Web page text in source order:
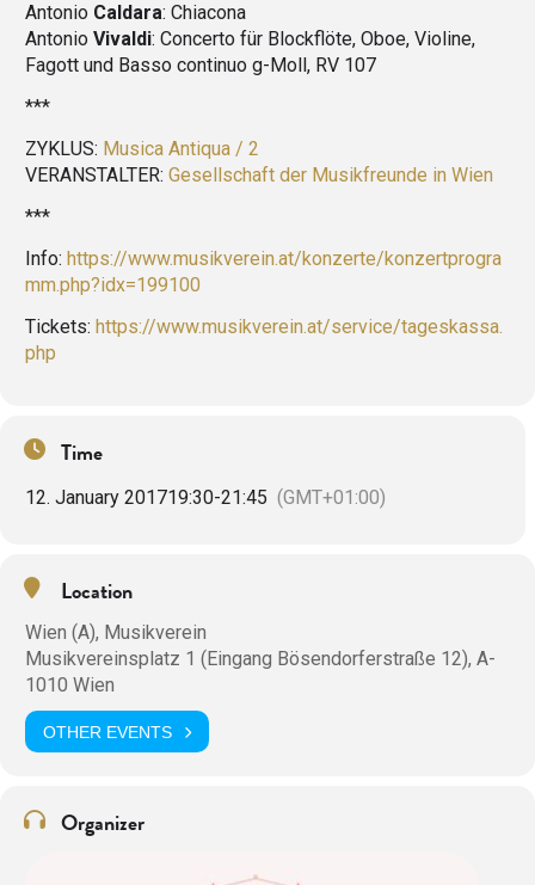
Antonio Caldara: Chiacona
Antonio Vivaldi: Concerto für Blockflöte, Oboe, Violine,
Fagott und Basso continuo g-Moll, RV 107
***
ZYKLUS: Musica Antiqua / 2
VERANSTALTER: Gesellschaft der Musikfreunde in Wien
***
Info: https://www.musikverein.at/konzerte/konzertprogra
mm.php?idx=199100
Tickets: https://www.musikverein.at/service/tageskassa.
php
Time
12. January 201719:30-21:45 (GMT+01:00)
Location
Wien (A), Musikverein
Musikvereinsplatz 1 (Eingang Bösendorferstraße 12), A-
1010 Wien
OTHER EVENTS
Organizer